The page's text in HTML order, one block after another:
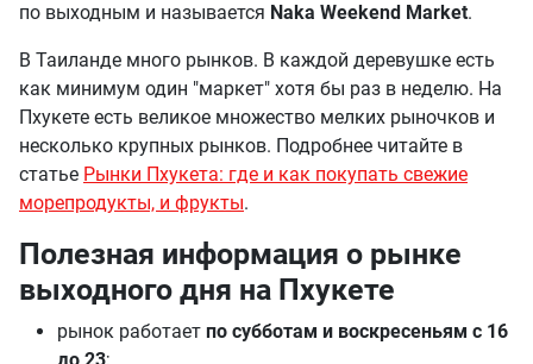
по выходным и называется Naka Weekend Market.
В Таиланде много рынков. В каждой деревушке есть
как минимум один "маркет" хотя бы раз в неделю. На
Пхукете есть великое множество мелких рыночков и
несколько крупных рынков. Подробнее читайте в
статье Рынки Пхукета: где и как покупать свежие
морепродукты, и фрукты.
Полезная информация о рынке
выходного дня на Пхукете
рынок работает по субботам и воскресеньям с 16